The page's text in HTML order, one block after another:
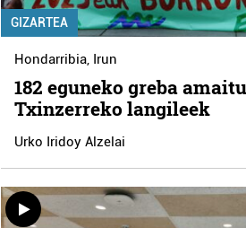
GIZARTEA
Hondarribia, Irun
182 eguneko greba
Txinzerreko langileek
Urko Iridoy Alzelai